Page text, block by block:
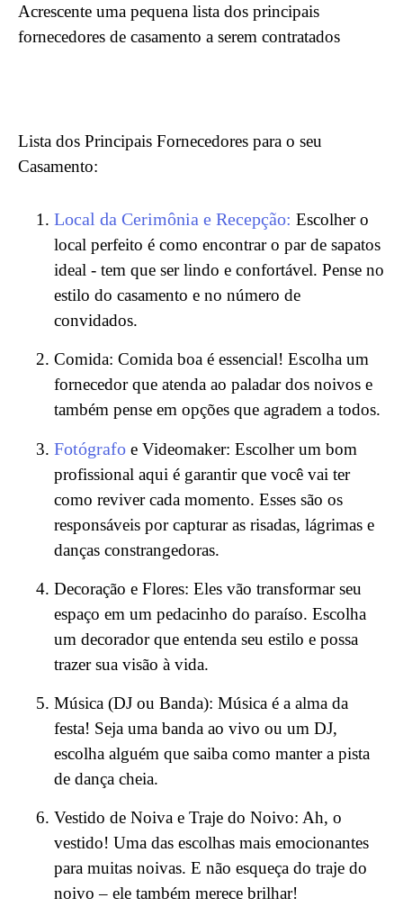
Acrescente uma pequena lista dos principais
fornecedores de casamento a serem contratados
Lista dos Principais Fornecedores para o seu
Casamento:
Local da Cerimônia e Recepção: Escolher o
local perfeito é como encontrar o par de sapatos
ideal - tem que ser lindo e confortável. Pense no
estilo do casamento e no número de
convidados.
Comida: Comida boa é essencial! Escolha um
fornecedor que atenda ao paladar dos noivos e
também pense em opções que agradem a todos.
Fotógrafo e Videomaker: Escolher um bom
profissional aqui é garantir que você vai ter
como reviver cada momento. Esses são os
responsáveis por capturar as risadas, lágrimas e
danças constrangedoras.
Decoração e Flores: Eles vão transformar seu
espaço em um pedacinho do paraíso. Escolha
um decorador que entenda seu estilo e possa
trazer sua visão à vida.
Música (DJ ou Banda): Música é a alma da
festa! Seja uma banda ao vivo ou um DJ,
escolha alguém que saiba como manter a pista
de dança cheia.
Vestido de Noiva e Traje do Noivo: Ah, o
vestido! Uma das escolhas mais emocionantes
para muitas noivas. E não esqueça do traje do
noivo – ele também merece brilhar!